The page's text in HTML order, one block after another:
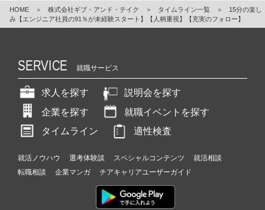
HOME ＞ 株式会社ギブ・アンド・テイク ＞ タイムライン一覧 ＞
15分の楽し
み【エンジニア社員の91％が未経験スタート】【人柄重視】【充実のフォロー】
SERVICE 就職サービス
求人を探す
説明会を探す
企業を探す
就職イベントを探す
タイムライン
適性検査
就活ノウハウ 選考体験談 スペシャルコンテンツ
就活相談
転職相談
企業マンガ チアキャリアユーザーガイド